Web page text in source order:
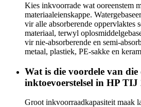
Kies inkvoorrade wat ooreenstem
materiaaleienskappe.
vir alle absorberende oppervlaktes
materiaal, terwyl
vir nie-absorberende en semi-
metaal, plastiek, PE-sakke en
Wat is die voordele van die
inktoevoerstelsel in HP
Groot inkvoorraadkapasiteit maak